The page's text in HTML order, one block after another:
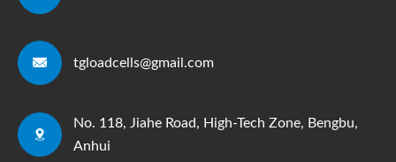
 tgloadcells@gmail.com

No. 118, Jiahe Road, High-Tech Zone, Bengbu,
Anhui